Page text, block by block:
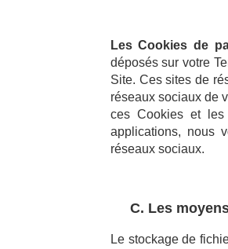
Les Cookies de
déposés sur votre
Site. Ces sites de
réseaux sociaux de
ces Cookies et les
applications, nous
réseaux sociaux.
C. Les
Le stockage de